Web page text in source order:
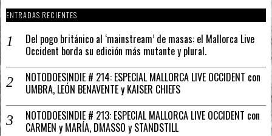
ENTRADAS RECIENTES
Del pogo británico al ‘mainstream’ de masas: el Mallorca Live
Occident borda su edición más mutante y plural.
NOTODOESINDIE # 214: ESPECIAL MALLORCA LIVE OCCIDENT con
UMBRA, LEÓN BENAVENTE y KAISER CHIEFS
NOTODOESINDIE # 213: ESPECIAL MALLORCA LIVE OCCIDENT con
CARMEN y MARÍA, DMASSO y STANDSTILL